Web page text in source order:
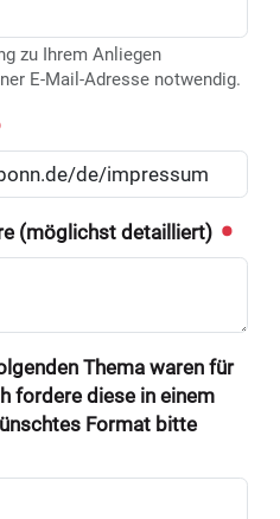
zu Ihrem Anliegen
E-Mail-Adresse notwendig.
(möglichst detailliert)
Thema waren für
fordere diese in einem
Format bitte